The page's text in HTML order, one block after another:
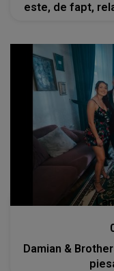
este, de fapt,
Damian &